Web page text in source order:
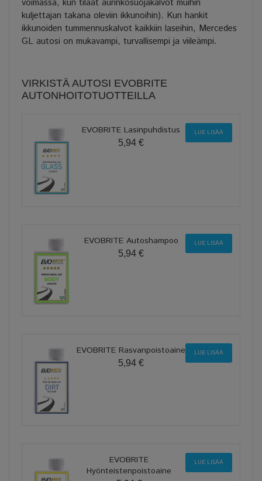
voimassa, kun tilaat aurinkosuojakalvot muihin
kuljettajan takana oleviin ikkunoihin). Kun hankit
ikkunoiden tummennuskalvot kaikkiin laseihin, Mercedes
GL autosi on mukavampi, turvallisempi ja viileämpi.
VIRKISTÄ AUTOSI EVOBRITE
AUTONHOITOTUOTTEILLA
EVOBRITE Lasinpuhdistus
5,94 €
LUE LISÄÄ
EVOBRITE Autoshampoo
5,94 €
LUE LISÄÄ
EVOBRITE Rasvanpoistoaine
5,94 €
LUE LISÄÄ
EVOBRITE
Hyönteistenpoistoaine
LUE LISÄÄ